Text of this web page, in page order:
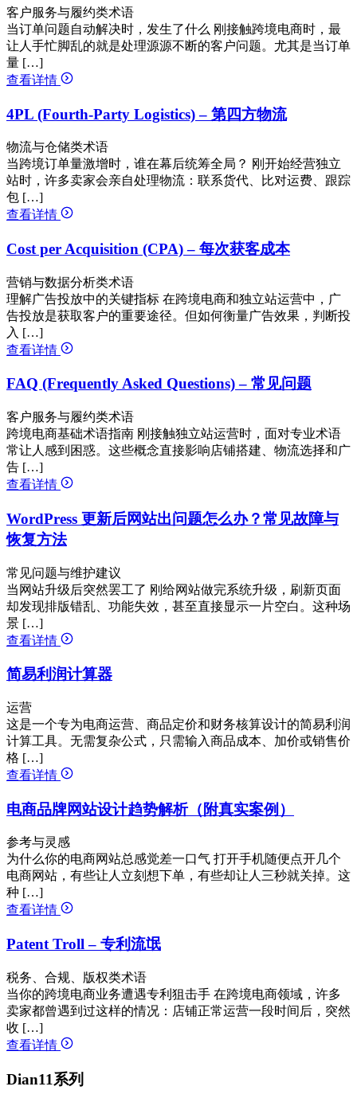
客户服务与履约类术语
当订单问题自动解决时，发生了什么 刚接触跨境电商时，最
让人手忙脚乱的就是处理源源不断的客户问题。尤其是当订单
量 […]
查看详情
4PL (Fourth-Party Logistics) – 第四方物流
物流与仓储类术语
当跨境订单量激增时，谁在幕后统筹全局？ 刚开始经营独立
站时，许多卖家会亲自处理物流：联系货代、比对运费、跟踪
包 […]
查看详情
Cost per Acquisition (CPA) – 每次获客成本
营销与数据分析类术语
理解广告投放中的关键指标 在跨境电商和独立站运营中，广
告投放是获取客户的重要途径。但如何衡量广告效果，判断投
入 […]
查看详情
FAQ (Frequently Asked Questions) – 常见问题
客户服务与履约类术语
跨境电商基础术语指南 刚接触独立站运营时，面对专业术语
常让人感到困惑。这些概念直接影响店铺搭建、物流选择和广
告 […]
查看详情
WordPress 更新后网站出问题怎么办？常见故障与
恢复方法
常见问题与维护建议
当网站升级后突然罢工了 刚给网站做完系统升级，刷新页面
却发现排版错乱、功能失效，甚至直接显示一片空白。这种场
景 […]
查看详情
简易利润计算器
运营
这是一个专为电商运营、商品定价和财务核算设计的简易利润
计算工具。无需复杂公式，只需输入商品成本、加价或销售价
格 […]
查看详情
电商品牌网站设计趋势解析（附真实案例）
参考与灵感
为什么你的电商网站总感觉差一口气 打开手机随便点开几个
电商网站，有些让人立刻想下单，有些却让人三秒就关掉。这
种 […]
查看详情
Patent Troll – 专利流氓
税务、合规、版权类术语
当你的跨境电商业务遭遇专利狙击手 在跨境电商领域，许多
卖家都曾遇到过这样的情况：店铺正常运营一段时间后，突然
收 […]
查看详情
Dian11系列